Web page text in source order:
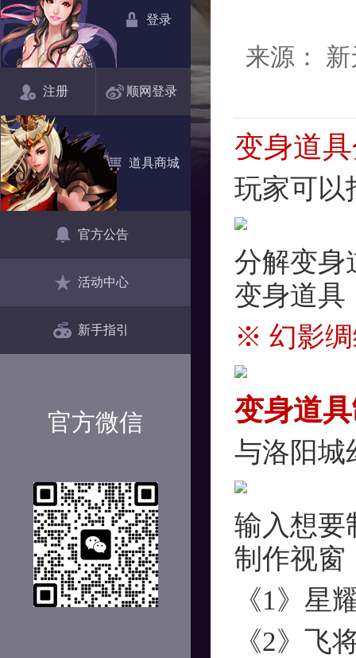
登录
注册 顺网登录
道具商城
官方公告
活动中心
新手指引
官方微信
来源：
变身道
玩家可以
分解变身
变身道具
※ 幻影绸
变身道
与洛阳城
输入想要
制作视窗
《1》星
《2》飞